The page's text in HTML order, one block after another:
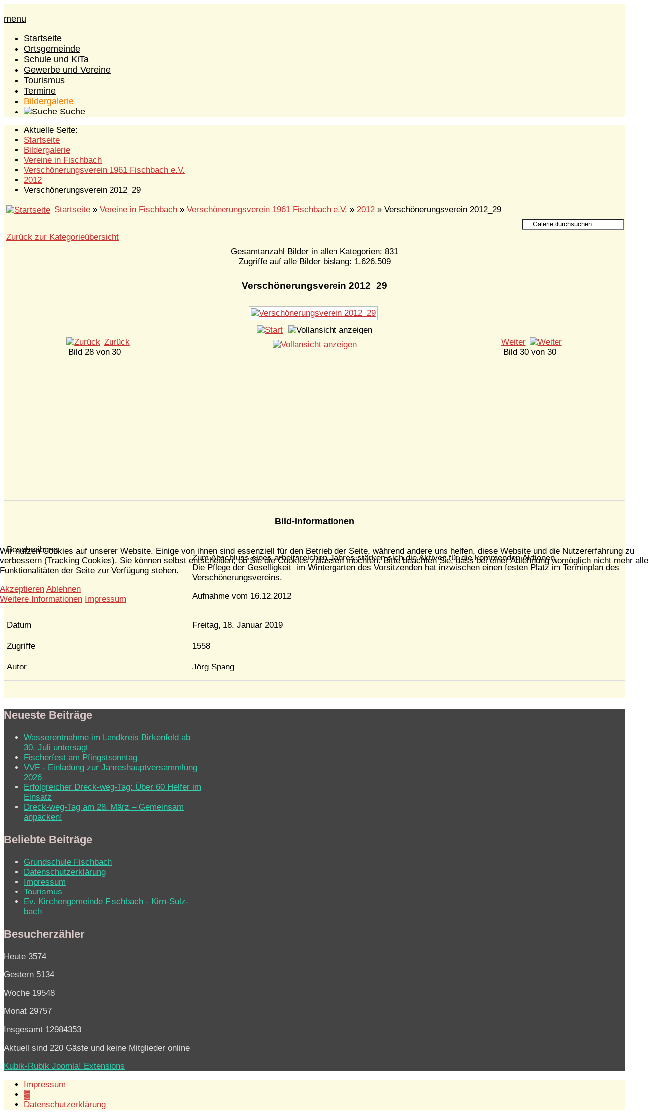
menu
Startseite
Ortsgemeinde
Schule und KiTa
Gewerbe und Vereine
Tourismus
Termine
Bildergalerie
Suche
Aktuelle Seite:
Startseite
Bildergalerie
Vereine in Fischbach
Verschönerungsverein 1961 Fischbach e.V.
2012
Verschönerungsverein 2012_29
Startseite » Vereine in Fischbach » Verschönerungsverein 1961 Fischbach e.V. » 2012 » Verschönerungsverein 2012_29
Zurück zur Kategorieübersicht
Gesamtanzahl Bilder in allen Kategorien: 831
Zugriffe auf alle Bilder bislang: 1.626.509
Verschönerungsverein 2012_29
Zurück
Bild 28 von 30
Weiter
Bild 30 von 30
Bild-Informationen
Beschreibung
Zum Abschluss eines arbeitsreichen Jahres stärken sich die Aktiven für die kommenden Aktionen.
Die Pflege der Geselligkeit im Wintergarten des Vorsitzenden hat inzwischen einen festen Platz im Terminplan des
Verschönerungsvereins.
Aufnahme vom 16.12.2012
Datum Freitag, 18. Januar 2019
Zugriffe 1558
Autor Jörg Spang
Neueste Beiträge
Wasserentnahme im Landkreis Birkenfeld ab
30. Juli untersagt
Fischerfest am Pfingstsonntag
VVF - Einladung zur Jahreshauptversammlung
2026
Erfolgreicher Dreck-weg-Tag: Über 60 Helfer im
Einsatz
Dreck-weg-Tag am 28. März – Gemeinsam
anpacken!
Beliebte Beiträge
Grundschule Fischbach
Datenschutzerklärung
Impressum
Tourismus
Ev. Kirchen­ge­mein­de Fisch­bach - Kirn-Sulz­
bach
Besucherzähler
Heute 3574
Gestern 5134
Woche 19548
Monat 29757
Insgesamt 12984353
Aktuell sind 220 Gäste und keine Mitglieder online
Kubik-Rubik Joomla! Extensions
Impressum
▓
Datenschutzerklärung
Wir nutzen Cookies auf unserer Website. Einige von ihnen sind essenziell für den Betrieb der Seite, während andere uns helfen, diese Website und die Nutzererfahrung zu
verbessern (Tracking Cookies). Sie können selbst entscheiden, ob Sie die Cookies zulassen möchten. Bitte beachten Sie, dass bei einer Ablehnung womöglich nicht mehr alle
Funktionalitäten der Seite zur Verfügung stehen.
Akzeptieren Ablehnen
Weitere Informationen Impressum